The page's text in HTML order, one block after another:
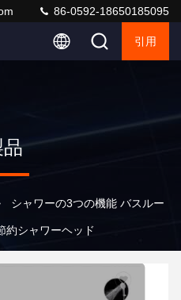
86-0592-18650185095
引用
品
シャワーの3つの機能 バスルー
約シャワーヘッド